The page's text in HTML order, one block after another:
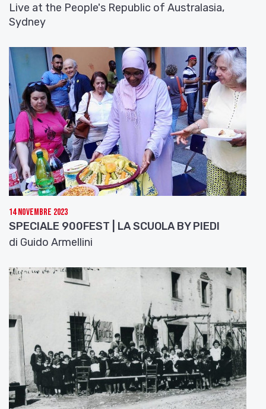
Live at the People's Republic of Australasia,
Sydney
14 Novembre 2023
SPECIALE 900FEST | LA SCUOLA BY PIEDI
di Guido Armellini